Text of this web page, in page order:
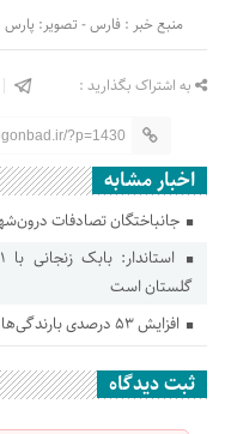
منبع خبر : فارس - تصویر:
به اشتراک بگذارید :
?p=1430
اخبار مشابه
جانباختگان تصادفات درون‌شهری گلستان
گلستان است
افزایش ۵۳ درصدی بارندگی‌ها در گلستان
ثبت دیدگاه